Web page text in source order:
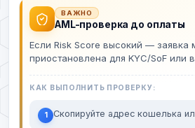
ВАЖНО
AML-проверка до оплаты
Если Risk Score высокий — заявка
приостановлена для KYC/SoF или
КАК ВЫПОЛНИТЬ ПРОВЕРКУ:
1 Скопируйте адрес кошелька